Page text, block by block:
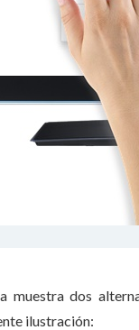
muestra dos
ilustración: